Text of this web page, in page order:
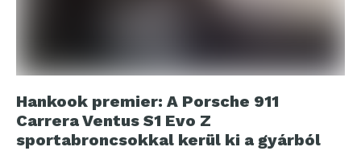
Hankook premier: A Porsche 911
Carrera Ventus S1 Evo Z
sportabroncsokkal kerül ki a gyárból